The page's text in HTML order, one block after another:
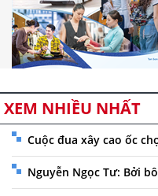
XEM NHIỀU NHẤT
Cuộc đua xây cao ốc
Nguyễn Ngọc Tư: Bởi